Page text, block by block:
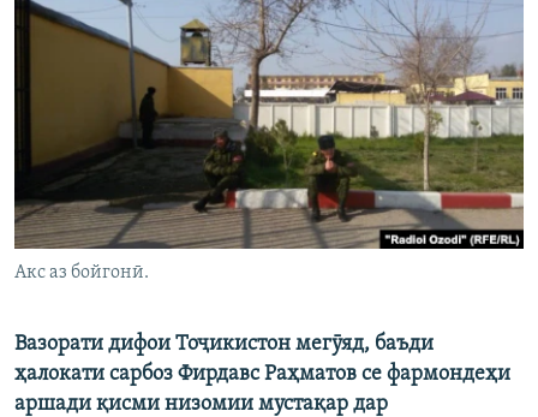
ГУЗОРИШҲОИ РАДИОӢ
Русский
ПАЙГИРӢ КУНЕД
Ҳамаи сомонаҳои RFE/RL
Акс аз бойгонӣ.
Вазорати дифои Тоҷикистон мегӯяд, баъди
ҳалокати сарбоз Фирдавс Раҳматов се фармондеҳи
аршади қисми низомии мустақар дар